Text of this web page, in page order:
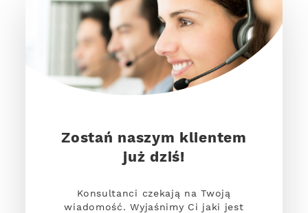
Zostań naszym klientem
już dziś!
Konsultanci czekają na Twoją
wiadomość. Wyjaśnimy Ci jaki jest